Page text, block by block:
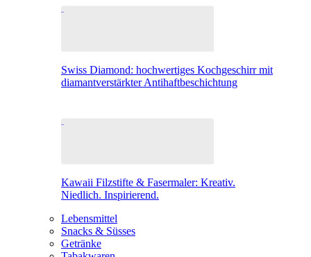
Swiss Diamond: hochwertiges Kochgeschirr mit
diamantverstärkter Antihaftbeschichtung
Kawaii Filzstifte & Fasermaler: Kreativ.
Niedlich. Inspirierend.
Lebensmittel
Snacks & Süsses
Getränke